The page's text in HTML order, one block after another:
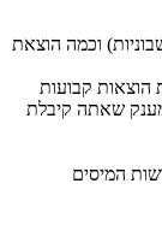
וכמה הוצאת
הוצאות קבועות
שאתה קיבלת
המיסים